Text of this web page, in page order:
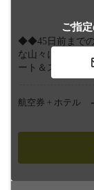
ご指
◆◆45日前まで
な山々に囲まれ
ート＆スパには
航空券 + ホテル